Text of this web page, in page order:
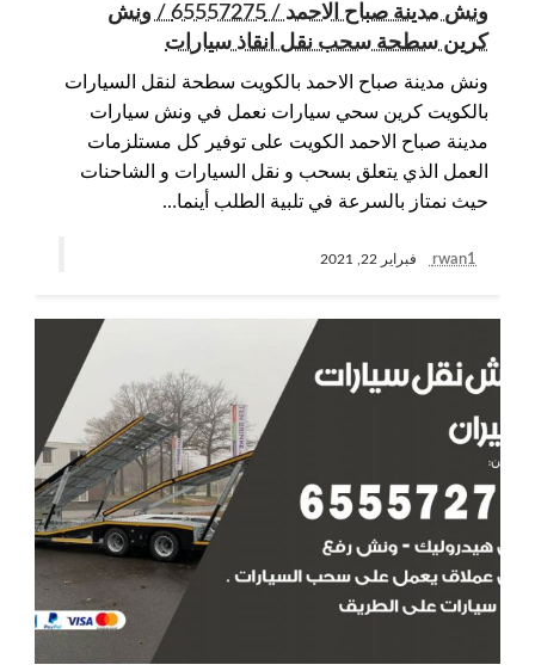
ونش مدينة صباح الاحمد / 65557275 / ونش
كرين سطحة سحب نقل انقاذ سيارات
ونش مدينة صباح الاحمد بالكويت سطحة لنقل السيارات
بالكويت كرين سحي سيارات نعمل في ونش سيارات
مدينة صباح الاحمد الكويت على توفير كل مستلزمات
العمل الذي يتعلق بسحب و نقل السيارات و الشاحنات
حيث نمتاز بالسرعة في تلبية الطلب أينما…
rwan1 فبراير 22, 2021